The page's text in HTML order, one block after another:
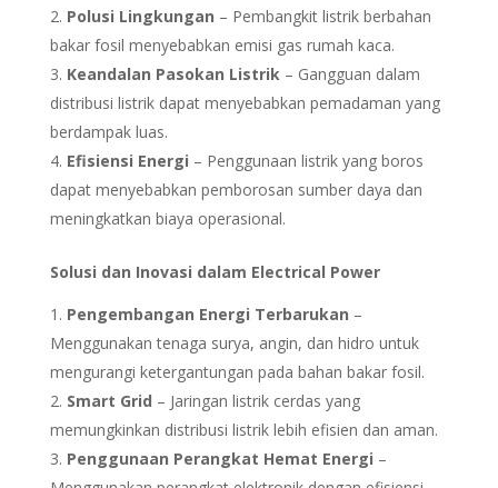
Polusi Lingkungan – Pembangkit listrik berbahan
bakar fosil menyebabkan emisi gas rumah kaca.
Keandalan Pasokan Listrik– Gangguan dalam
distribusi listrik dapat menyebabkan pemadaman yang
berdampak luas.
Efisiensi Energi – Penggunaan listrik yang boros
dapat menyebabkan pemborosan sumber daya dan
meningkatkan biaya operasional.
Solusi dan Inovasi dalam Electrical Power
Pengembangan Energi Terbarukan –
Menggunakan tenaga surya, angin, dan hidro untuk
mengurangi ketergantungan pada bahan bakar fosil.
Smart Grid – Jaringan listrik cerdas yang
memungkinkan distribusi listrik lebih efisien dan aman.
Penggunaan Perangkat Hemat Energi –